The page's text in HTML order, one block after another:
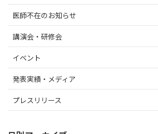
医師不在のお知らせ
講演会・研修会
イベント
発表実績・メディア
プレスリリース